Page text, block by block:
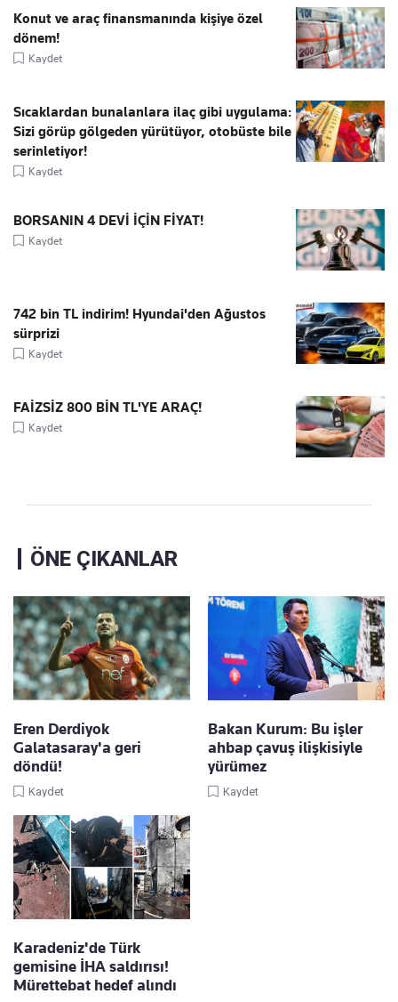
Konut ve araç finansmanında kişiye özel
dönem!
Kaydet
Sıcaklardan bunalanlara ilaç gibi uygulama:
Sizi görüp gölgeden yürütüyor, otobüste bile
serinletiyor!
Kaydet
BORSANIN 4 DEVİ İÇİN FİYAT!
Kaydet
742 bin TL indirim! Hyundai'den Ağustos
sürprizi
Kaydet
FAİZSİZ 800 BİN TL'YE ARAÇ!
Kaydet
ÖNE ÇIKANLAR
Eren Derdiyok
Galatasaray'a geri
döndü!
Kaydet
Bakan Kurum: Bu işler
ahbap çavuş ilişkisiyle
yürümez
Kaydet
Karadeniz'de Türk
gemisine İHA saldırısı!
Mürettebat hedef alındı